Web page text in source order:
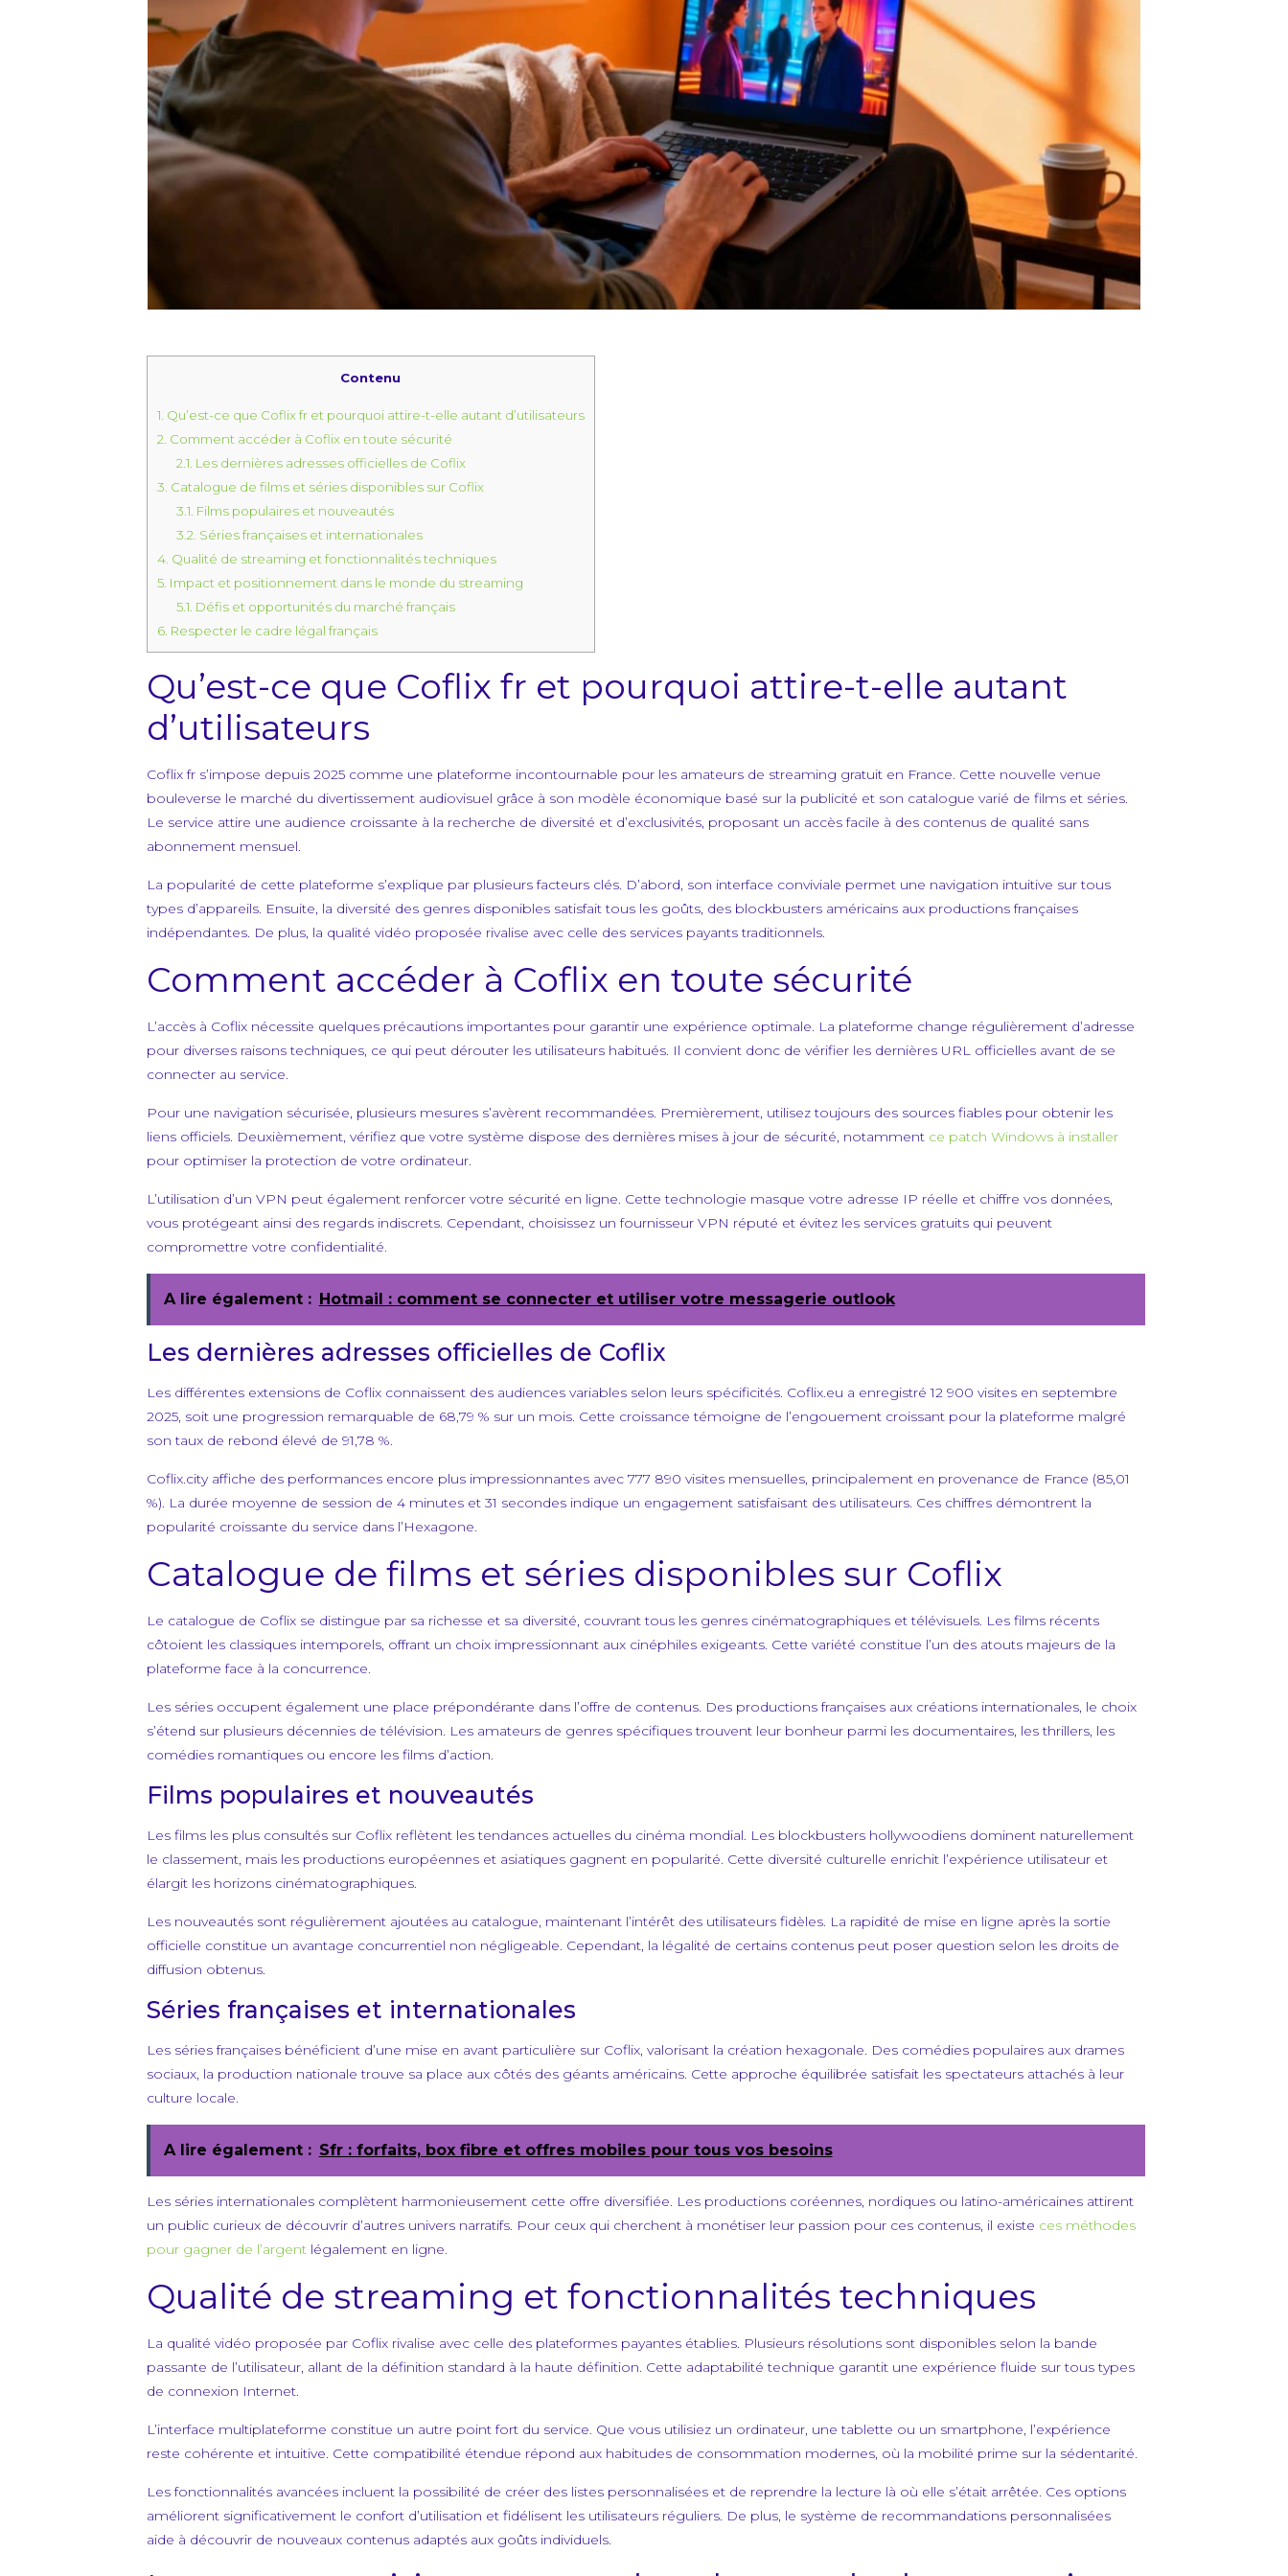
Contenu
1. Qu’est-ce que Coflix fr et pourquoi attire-t-elle autant d’utilisateurs
2. Comment accéder à Coflix en toute sécurité
2.1. Les dernières adresses officielles de Coflix
3. Catalogue de films et séries disponibles sur Coflix
3.1. Films populaires et nouveautés
3.2. Séries françaises et internationales
4. Qualité de streaming et fonctionnalités techniques
5. Impact et positionnement dans le monde du streaming
5.1. Défis et opportunités du marché français
6. Respecter le cadre légal français
Qu’est-ce que Coflix fr et pourquoi attire-t-elle autant
d’utilisateurs
Coflix fr s’impose depuis 2025 comme une plateforme incontournable pour les amateurs de streaming gratuit en France. Cette nouvelle venue
bouleverse le marché du divertissement audiovisuel grâce à son modèle économique basé sur la publicité et son catalogue varié de films et séries.
Le service attire une audience croissante à la recherche de diversité et d’exclusivités, proposant un accès facile à des contenus de qualité sans
abonnement mensuel.
La popularité de cette plateforme s’explique par plusieurs facteurs clés. D’abord, son interface conviviale permet une navigation intuitive sur tous
types d’appareils. Ensuite, la diversité des genres disponibles satisfait tous les goûts, des blockbusters américains aux productions françaises
indépendantes. De plus, la qualité vidéo proposée rivalise avec celle des services payants traditionnels.
Comment accéder à Coflix en toute sécurité
L’accès à Coflix nécessite quelques précautions importantes pour garantir une expérience optimale. La plateforme change régulièrement d’adresse
pour diverses raisons techniques, ce qui peut dérouter les utilisateurs habitués. Il convient donc de vérifier les dernières URL officielles avant de se
connecter au service.
Pour une navigation sécurisée, plusieurs mesures s’avèrent recommandées. Premièrement, utilisez toujours des sources fiables pour obtenir les
liens officiels. Deuxièmement, vérifiez que votre système dispose des dernières mises à jour de sécurité, notamment ce patch Windows à installer
pour optimiser la protection de votre ordinateur.
L’utilisation d’un VPN peut également renforcer votre sécurité en ligne. Cette technologie masque votre adresse IP réelle et chiffre vos données,
vous protégeant ainsi des regards indiscrets. Cependant, choisissez un fournisseur VPN réputé et évitez les services gratuits qui peuvent
compromettre votre confidentialité.
A lire également : Hotmail : comment se connecter et utiliser votre messagerie outlook
Les dernières adresses officielles de Coflix
Les différentes extensions de Coflix connaissent des audiences variables selon leurs spécificités. Coflix.eu a enregistré 12 900 visites en septembre
2025, soit une progression remarquable de 68,79 % sur un mois. Cette croissance témoigne de l’engouement croissant pour la plateforme malgré
son taux de rebond élevé de 91,78 %.
Coflix.city affiche des performances encore plus impressionnantes avec 777 890 visites mensuelles, principalement en provenance de France (85,01
%). La durée moyenne de session de 4 minutes et 31 secondes indique un engagement satisfaisant des utilisateurs. Ces chiffres démontrent la
popularité croissante du service dans l’Hexagone.
Catalogue de films et séries disponibles sur Coflix
Le catalogue de Coflix se distingue par sa richesse et sa diversité, couvrant tous les genres cinématographiques et télévisuels. Les films récents
côtoient les classiques intemporels, offrant un choix impressionnant aux cinéphiles exigeants. Cette variété constitue l’un des atouts majeurs de la
plateforme face à la concurrence.
Les séries occupent également une place prépondérante dans l’offre de contenus. Des productions françaises aux créations internationales, le choix
s’étend sur plusieurs décennies de télévision. Les amateurs de genres spécifiques trouvent leur bonheur parmi les documentaires, les thrillers, les
comédies romantiques ou encore les films d’action.
Films populaires et nouveautés
Les films les plus consultés sur Coflix reflètent les tendances actuelles du cinéma mondial. Les blockbusters hollywoodiens dominent naturellement
le classement, mais les productions européennes et asiatiques gagnent en popularité. Cette diversité culturelle enrichit l’expérience utilisateur et
élargit les horizons cinématographiques.
Les nouveautés sont régulièrement ajoutées au catalogue, maintenant l’intérêt des utilisateurs fidèles. La rapidité de mise en ligne après la sortie
officielle constitue un avantage concurrentiel non négligeable. Cependant, la légalité de certains contenus peut poser question selon les droits de
diffusion obtenus.
Séries françaises et internationales
Les séries françaises bénéficient d’une mise en avant particulière sur Coflix, valorisant la création hexagonale. Des comédies populaires aux drames
sociaux, la production nationale trouve sa place aux côtés des géants américains. Cette approche équilibrée satisfait les spectateurs attachés à leur
culture locale.
A lire également : Sfr : forfaits, box fibre et offres mobiles pour tous vos besoins
Les séries internationales complètent harmonieusement cette offre diversifiée. Les productions coréennes, nordiques ou latino-américaines attirent
un public curieux de découvrir d’autres univers narratifs. Pour ceux qui cherchent à monétiser leur passion pour ces contenus, il existe ces méthodes
pour gagner de l’argentlégalement en ligne.
Qualité de streaming et fonctionnalités techniques
La qualité vidéo proposée par Coflix rivalise avec celle des plateformes payantes établies. Plusieurs résolutions sont disponibles selon la bande
passante de l’utilisateur, allant de la définition standard à la haute définition. Cette adaptabilité technique garantit une expérience fluide sur tous types
de connexion Internet.
L’interface multiplateforme constitue un autre point fort du service. Que vous utilisiez un ordinateur, une tablette ou un smartphone, l’expérience
reste cohérente et intuitive. Cette compatibilité étendue répond aux habitudes de consommation modernes, où la mobilité prime sur la sédentarité.
Les fonctionnalités avancées incluent la possibilité de créer des listes personnalisées et de reprendre la lecture là où elle s’était arrêtée. Ces options
améliorent significativement le confort d’utilisation et fidélisent les utilisateurs réguliers. De plus, le système de recommandations personnalisées
aide à découvrir de nouveaux contenus adaptés aux goûts individuels.